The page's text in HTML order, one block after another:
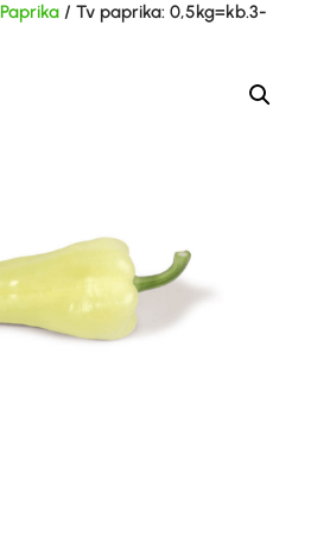
Paprika/ Tv paprika: 0,5kg=kb.3-